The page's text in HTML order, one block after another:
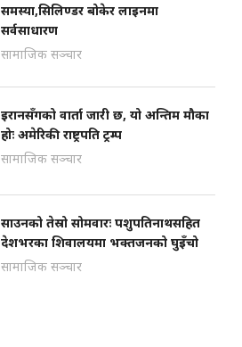
समस्या,सिलिण्डर बोकेर लाइनमा
सर्वसाधारण
सामाजिक सञ्चार
इरानसँगको वार्ता जारी छ, यो अन्तिम मौका
होः अमेरिकी राष्ट्रपति ट्रम्प
सामाजिक सञ्चार
साउनको तेस्रो सोमवारः पशुपतिनाथसहित
देशभरका शिवालयमा भक्तजनको घुइँचो
सामाजिक सञ्चार